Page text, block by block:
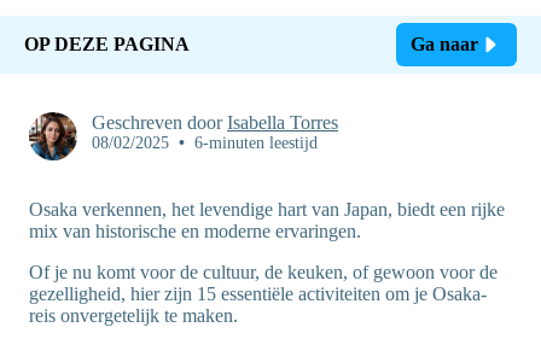
OP DEZE PAGINA Ga naar
Geschreven doorIsabella Torres
08/02/2025 • 6-minuten leestijd
Osaka verkennen, het levendige hart van Japan, biedt een rijke
mix van historische en moderne ervaringen.
Of je nu komt voor de cultuur, de keuken, of gewoon voor de
gezelligheid, hier zijn 15 essentiële activiteiten om je Osaka-
reis onvergetelijk te maken.